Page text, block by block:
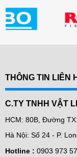
THÔNG TIN LIÊN
C.TY TNHH VẬT
HCM: 80B, Đường
Hà Nội: Số 24 - P.
Hotline : 0903 973